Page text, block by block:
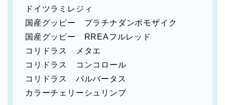
ドイツラミレジィ
国産グッピー プラチナダンボモザイク
国産グッピー RREAフルレッド
コリドラス メタエ
コリドラス コンコロール
コリドラス バルバータス
カラーチェリーシュリンプ